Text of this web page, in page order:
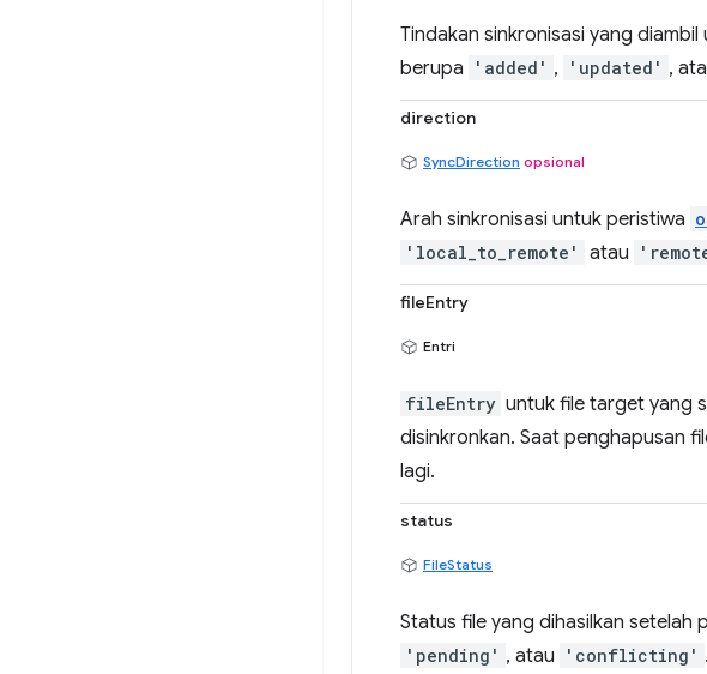
Tindakan sinkronisasi yang
berupa
'added' , 'updated' ,
direction
SyncDirection opsional
Arah sinkronisasi untuk peristiwa
'local_to_remote' atau
fileEntry
Entri
fileEntry untuk file target yang
disinkronkan. Saat penghapusan
lagi.
status
FileStatus
Status file yang dihasilkan setelah
'pending' , atau 'conflicting' .